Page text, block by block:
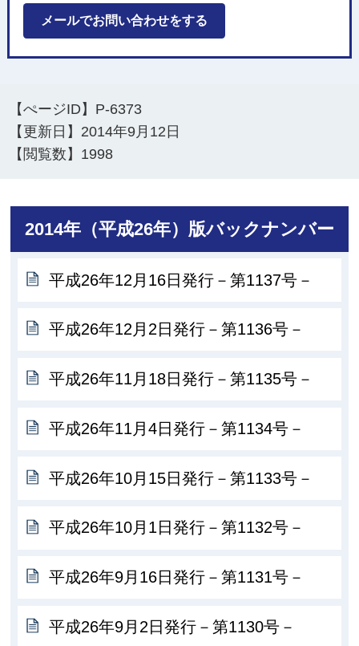
メールでお問い合わせをする
【ぺージID】 P-6373
【更新日】 2014年9月12日
【閲覧数】 1998
2014年（平成26年）版バックナンバー
平成26年12月16日発行－第1137号－
平成26年12月2日発行－第1136号－
平成26年11月18日発行－第1135号－
平成26年11月4日発行－第1134号－
平成26年10月15日発行－第1133号－
平成26年10月1日発行－第1132号－
平成26年9月16日発行－第1131号－
平成26年9月2日発行－第1130号－